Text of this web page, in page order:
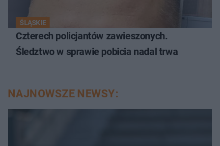
ŚLĄSKIE
Czterech policjantów zawieszonych.
Śledztwo w sprawie pobicia nadal trwa
NAJNOWSZE NEWSY: